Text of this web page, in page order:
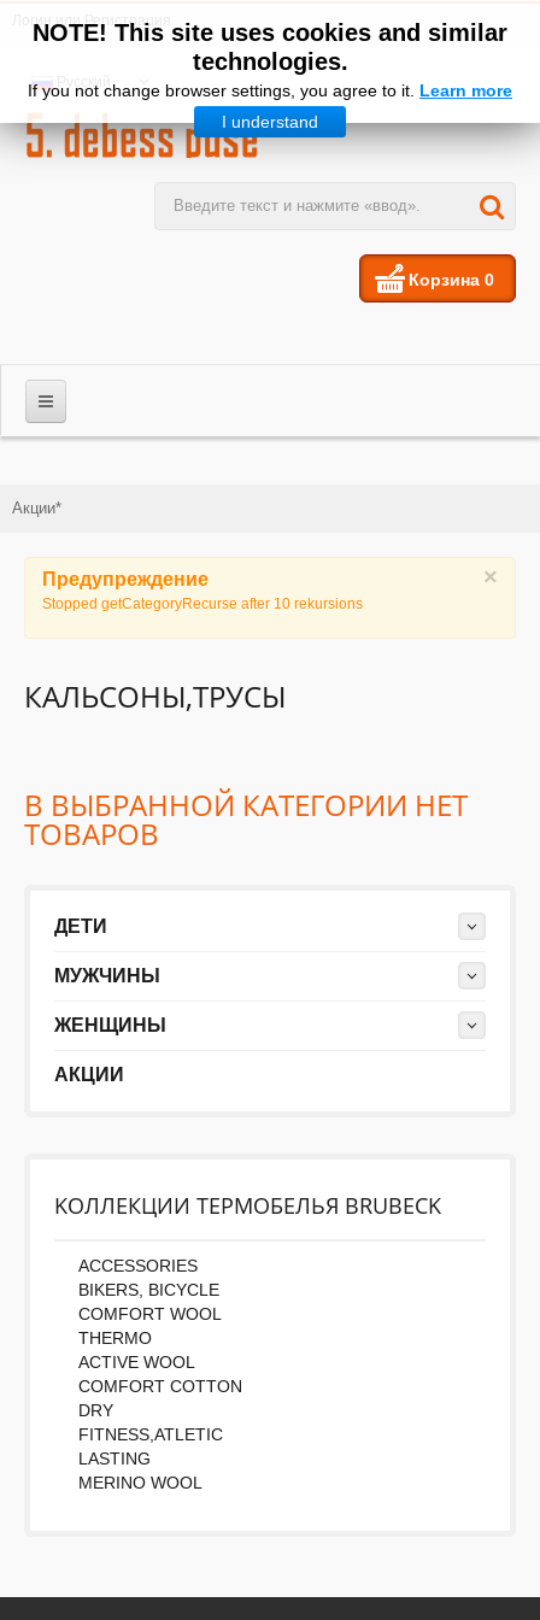
NOTE! This site uses cookies and similar
technologies.
If you not change browser settings, you agree to it. Learn more
I understand
Логин илиРегистрация
Русский
Корзина 0
ДЕТИ
ПОЛЕЗНОЕ
Акции*
×
Предупреждение
Stopped getCategoryRecurse after 10 rekursions
КАЛЬСОНЫ,ТРУСЫ
В ВЫБРАННОЙ КАТЕГОРИИ НЕТ
ТОВАРОВ
ДЕТИ
МУЖЧИНЫ
ЖЕНЩИНЫ
АКЦИИ
KОЛЛЕКЦИИ ТЕРМОБЕЛЬЯ BRUBECK
ACCESSORIES
BIKERS, BICYCLE
COMFORT WOOL
THERMO
ACTIVE WOOL
COMFORT COTTON
DRY
FITNESS,ATLETIC
LASTING
MERINO WOOL